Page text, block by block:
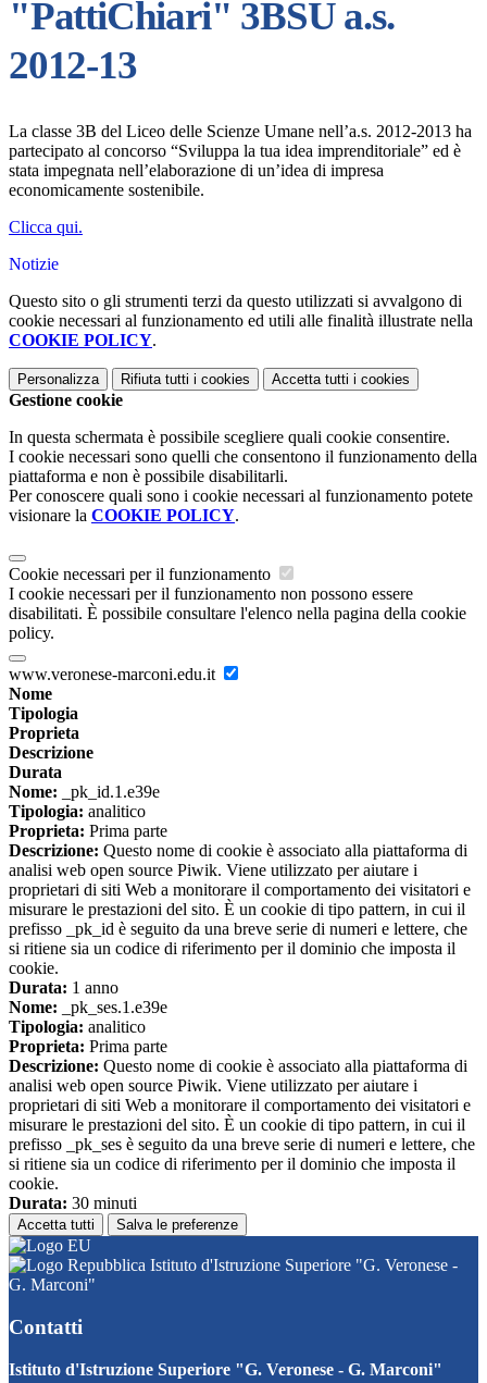
"PattiChiari" 3BSU a.s.
2012-13
La classe 3B del Liceo delle Scienze Umane nell’a.s. 2012-2013 ha
partecipato al concorso “Sviluppa la tua idea imprenditoriale” ed è
stata impegnata nell’elaborazione di un’idea di impresa
economicamente sostenibile.
Clicca qui.
Notizie
Questo sito o gli strumenti terzi da questo utilizzati si avvalgono di
cookie necessari al funzionamento ed utili alle finalità illustrate nella
COOKIE POLICY.
Personalizza Rifiuta tutti i cookies Accetta tutti i cookies
Gestione cookie
In questa schermata è possibile scegliere quali cookie consentire.
I cookie necessari sono quelli che consentono il funzionamento della
piattaforma e non è possibile disabilitarli.
Per conoscere quali sono i cookie necessari al funzionamento potete
visionare la COOKIE POLICY.
Cookie necessari per il funzionamento
I cookie necessari per il funzionamento non possono essere
disabilitati. È possibile consultare l'elenco nella pagina della cookie
policy.
www.veronese-marconi.edu.it
Nome
Tipologia
Proprieta
Descrizione
Durata
Nome: _pk_id.1.e39e
Tipologia: analitico
Proprieta: Prima parte
Descrizione: Questo nome di cookie è associato alla piattaforma di
analisi web open source Piwik. Viene utilizzato per aiutare i
proprietari di siti Web a monitorare il comportamento dei visitatori e
misurare le prestazioni del sito. È un cookie di tipo pattern, in cui il
prefisso _pk_id è seguito da una breve serie di numeri e lettere, che
si ritiene sia un codice di riferimento per il dominio che imposta il
cookie.
Durata: 1 anno
Nome: _pk_ses.1.e39e
Tipologia: analitico
Proprieta: Prima parte
Descrizione: Questo nome di cookie è associato alla piattaforma di
analisi web open source Piwik. Viene utilizzato per aiutare i
proprietari di siti Web a monitorare il comportamento dei visitatori e
misurare le prestazioni del sito. È un cookie di tipo pattern, in cui il
prefisso _pk_ses è seguito da una breve serie di numeri e lettere, che
si ritiene sia un codice di riferimento per il dominio che imposta il
cookie.
Durata: 30 minuti
Accetta tutti Salva le preferenze
Istituto d'Istruzione Superiore "G. Veronese -
G. Marconi"
Contatti
Istituto d'Istruzione Superiore "G. Veronese - G. Marconi"